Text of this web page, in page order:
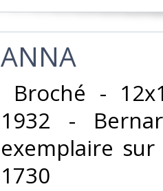
‎ANNA‎
Broché -
1932 -
exemplaire sur
1730‎